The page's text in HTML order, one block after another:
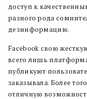
доступ к
разного рода
дезинформацию.
Facebook свою
всего лишь
публикуют
заказывала. Более
отличную